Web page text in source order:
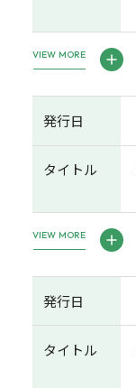
VIEW MORE
発行日
タイトル
VIEW MORE
発行日
タイトル